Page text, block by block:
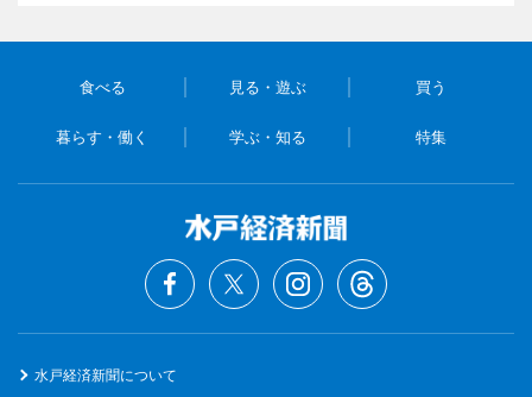
食べる 見る・遊ぶ 買う
暮らす・働く 学ぶ・知る 特集
水戸経済新聞について